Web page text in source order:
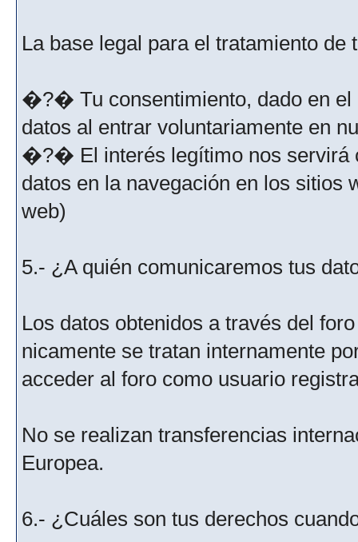
La base legal para el tratamiento
�?� Tu consentimiento, dado en el
datos al entrar voluntariamente en
�?� El interés legítimo nos servirá
datos en la navegación en los sitios
web)
5.- ¿A quién comunicaremos tus
Los datos obtenidos a través del
nicamente se tratan internamente
acceder al foro como usuario
No se realizan transferencias
Europea.
6.- ¿Cuáles son tus derechos